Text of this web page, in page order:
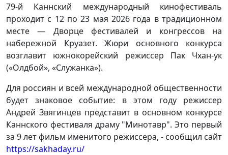
79-й Каннский международный кинофестиваль
проходит с 12 по 23 мая 2026 года в традиционном
месте — Дворце фестивалей и конгрессов на
набережной Круазет. Жюри основного конкурса
возглавит южнокорейский режиссер Пак Чхан-ук
(«Олдбой», «Служанка»).
Для россиян и всей международной общественности
будет знаковое событие: в этом году режиссер
Андрей Звягинцев представит в основном конкурсе
Каннского фестиваля драму "Минотавр". Это первый
за 9 лет фильм именитого режиссера, - сообщил сайт
https://sakhaday.ru/